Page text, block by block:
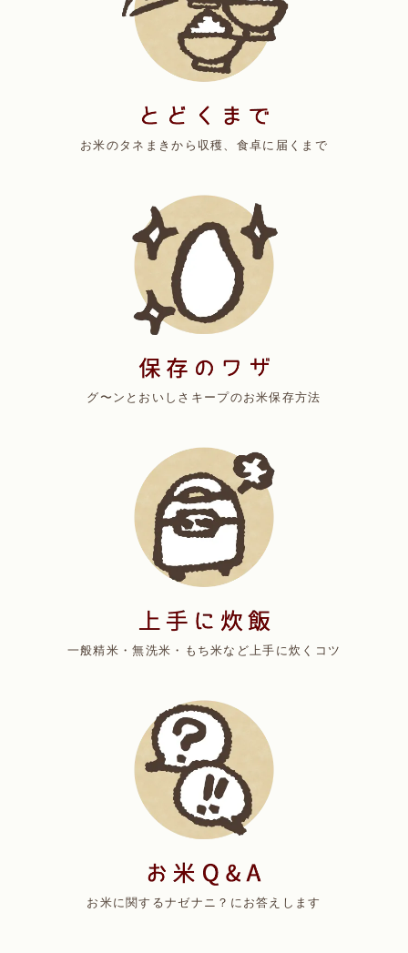
お米のタネまきから収穫、食卓に届くまで
グ〜ンとおいしさキープのお米保存方法
一般精米・無洗米・もち米など上手に炊くコツ
お米に関するナゼナニ？にお答えします